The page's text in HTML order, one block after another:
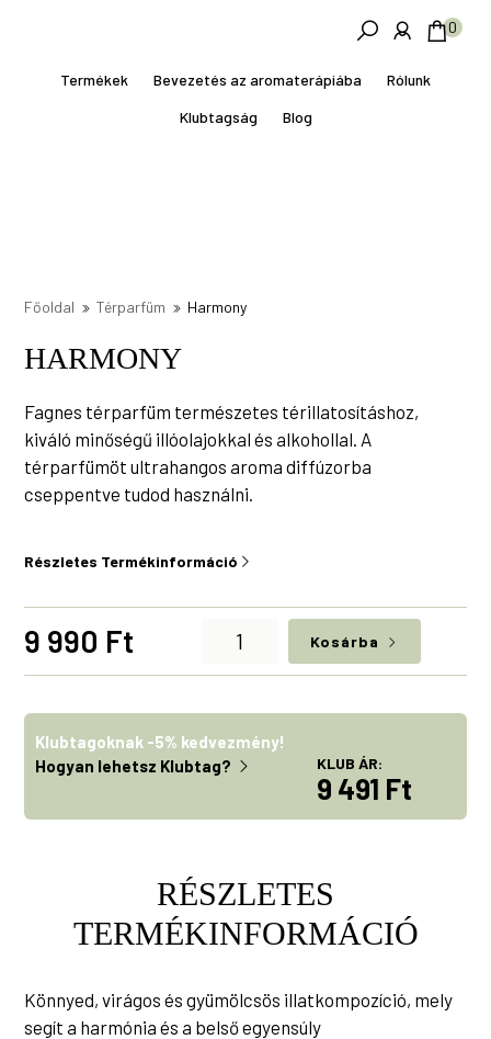
0
Termékek Bevezetés az aromaterápiába
Rólunk
Klubtagság
Blog
Főoldal Térparfüm Harmony
HARMONY
Fagnes térparfüm természetes térillatosításhoz,
kiváló minőségű illóolajokkal és alkohollal. A
térparfümöt ultrahangos aroma diffúzorba
cseppentve tudod használni.
Részletes Termékinformáció
9 990 Ft
Harmony
Kosárba
Klubtagoknak -5% kedvezmény!
Hogyan lehetsz Klubtag?
KLUB ÁR:
9 491 Ft
RÉSZLETES
TERMÉKINFORMÁCIÓ
Könnyed, virágos és gyümölcsös illatkompozíció, mely
segít a harmónia és a belső egyensúly